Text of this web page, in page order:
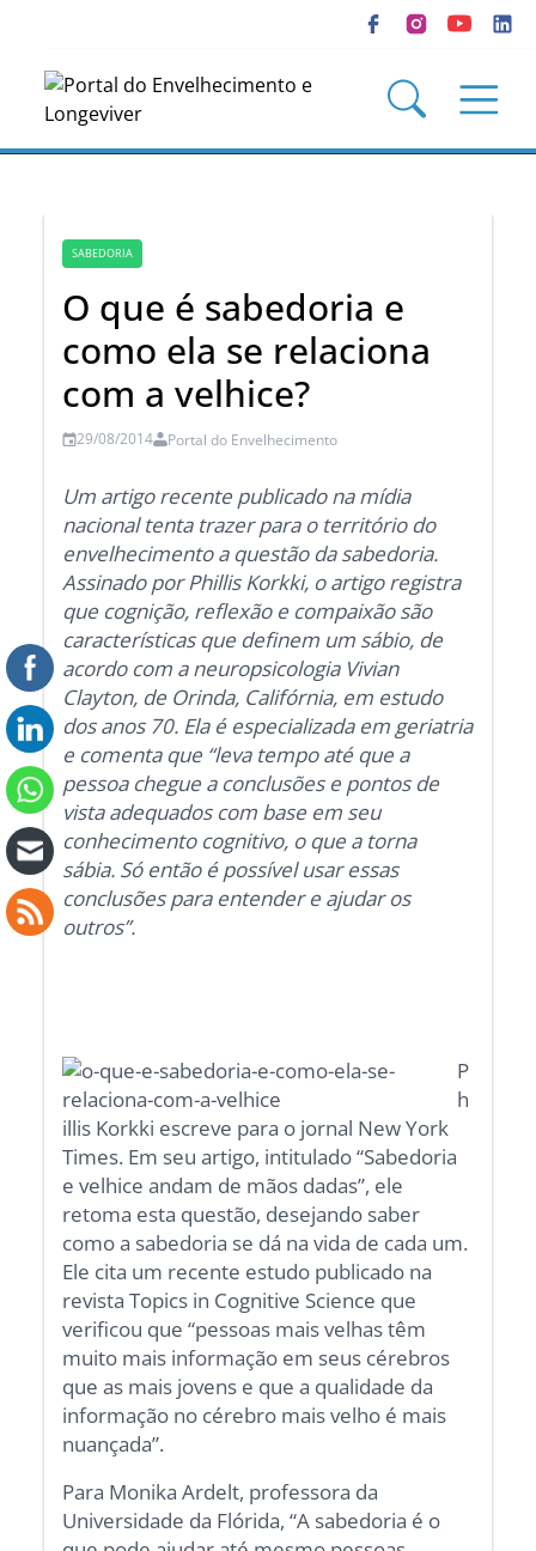
SABEDORIA
O que é sabedoria e
como ela se relaciona
com a velhice?
29/08/2014 Portal do Envelhecimento
Um artigo recente publicado na mídia
nacional tenta trazer para o território do
envelhecimento a questão da sabedoria.
Assinado por Phillis Korkki, o artigo registra
que cognição, reflexão e compaixão são
características que definem um sábio, de
acordo com a neuropsicologia Vivian
Clayton, de Orinda, Califórnia, em estudo
dos anos 70. Ela é especializada em geriatria
e comenta que “leva tempo até que a
pessoa chegue a conclusões e pontos de
vista adequados com base em seu
conhecimento cognitivo, o que a torna
sábia. Só então é possível usar essas
conclusões para entender e ajudar os
outros”.
P
h
illis Korkki escreve para o jornal New York
Times. Em seu artigo, intitulado “Sabedoria
e velhice andam de mãos dadas”, ele
retoma esta questão, desejando saber
como a sabedoria se dá na vida de cada um.
Ele cita um recente estudo publicado na
revista Topics in Cognitive Science que
verificou que “pessoas mais velhas têm
muito mais informação em seus cérebros
que as mais jovens e que a qualidade da
informação no cérebro mais velho é mais
nuançada”.
Para Monika Ardelt, professora da
Universidade da Flórida, “A sabedoria é o